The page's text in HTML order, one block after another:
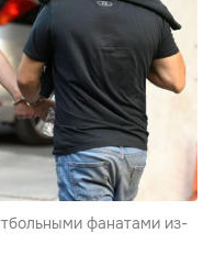
фанатами из-